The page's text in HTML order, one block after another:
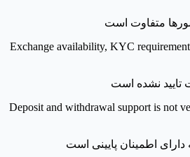
متفاوت است
Exchange availability, KYC
تایید نشده است
Deposit and withdrawal support is not
اطمینان پایینی است